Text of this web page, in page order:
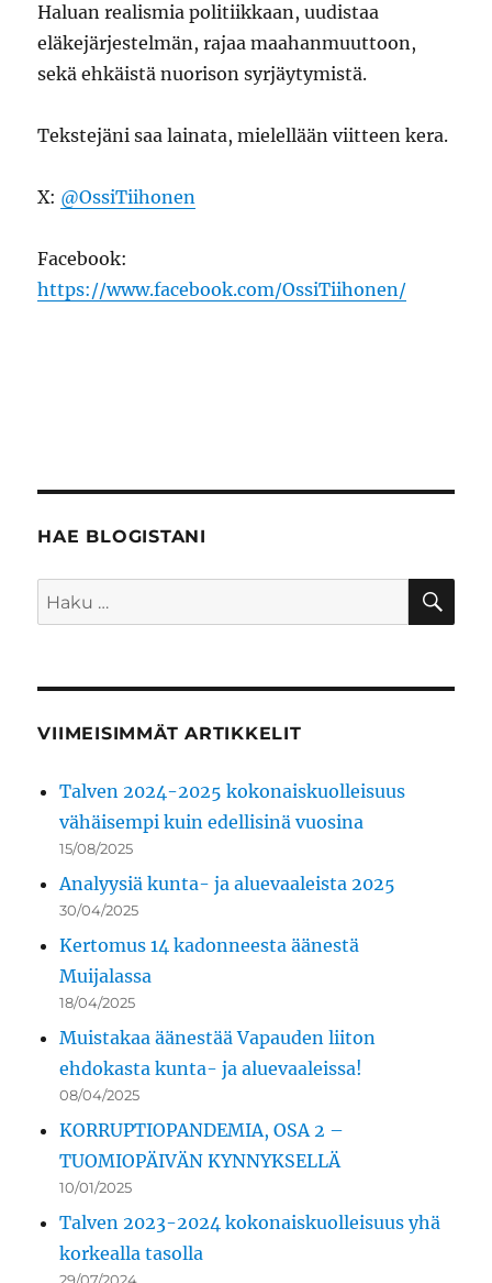
Haluan realismia politiikkaan, uudistaa
eläkejärjestelmän, rajaa maahanmuuttoon,
sekä ehkäistä nuorison syrjäytymistä.
Tekstejäni saa lainata, mielellään viitteen kera.
X: @OssiTiihonen
Facebook:
https://www.facebook.com/OssiTiihonen/
HAE BLOGISTANI
Etsi:
VIIMEISIMMÄT ARTIKKELIT
Talven 2024-2025 kokonaiskuolleisuus
vähäisempi kuin edellisinä vuosina
15/08/2025
Analyysiä kunta- ja aluevaaleista 2025
30/04/2025
Kertomus 14 kadonneesta äänestä
Muijalassa
18/04/2025
Muistakaa äänestää Vapauden liiton
ehdokasta kunta- ja aluevaaleissa!
08/04/2025
KORRUPTIOPANDEMIA, OSA 2 –
TUOMIOPÄIVÄN KYNNYKSELLÄ
10/01/2025
Talven 2023-2024 kokonaiskuolleisuus yhä
korkealla tasolla